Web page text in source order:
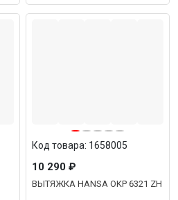
ВЫТЯЖКА HANSA OKP 6321 ZH
Код товара: 1658005
10 290 ₽